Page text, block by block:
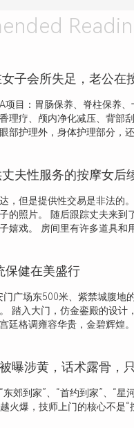
项目：胃肠保养、脊柱保养
理疗、颅内净化减压、背部
部护理外，身体护理部分，
，但是提供性交易是非法的
的照片。 随后跟踪丈夫来到
嬉戏。 房间里有许多道具和
保健在美盛行
广场东500米、紫禁城腹地
踏入大门，仿金銮殿的设计
廷格调雍容华贵，金碧辉煌。
郊到家”、“首约到家”、“星
火爆，技师上门的核心不是“